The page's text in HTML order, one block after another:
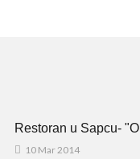
Restoran u Sapcu- "O
10 Mar 2014